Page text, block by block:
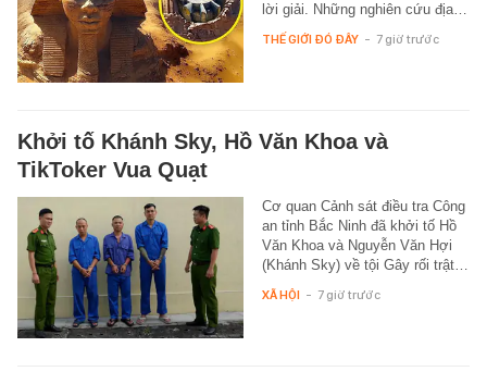
lời giải. Những nghiên cứu địa…
THẾ GIỚI ĐÓ ĐÂY - 7 giờ trước
Khởi tố Khánh Sky, Hồ Văn Khoa và
TikToker Vua Quạt
Cơ quan Cảnh sát điều tra Công
an tỉnh Bắc Ninh đã khởi tố Hồ
Văn Khoa và Nguyễn Văn Hợi
(Khánh Sky) về tội Gây rối trật…
XÃ HỘI - 7 giờ trước